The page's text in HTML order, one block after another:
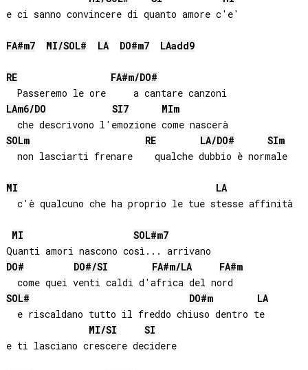
e ci sanno convincere di quanto amore c'e'
FA#m7 MI/SOL# LA DO#m7 LAadd9
RE FA#m/DO#
LAm6/DO SI7 MIm
  che descrivono l'emozione come nascerà
SOLm RE LA/DO# SIm
  non lasciarti frenare    qualche dubbio è normale
MI
LA
  c'è qualcuno che ha proprio le tue stesse affinità
MI SOL#m7
DO#
DO#/SI FA#m/LA FA#m
SOL#
DO#m
LA
  e riscaldano tutto il freddo chiuso dentro te
MI/SI
SI
e ti lasciano crescere decidere